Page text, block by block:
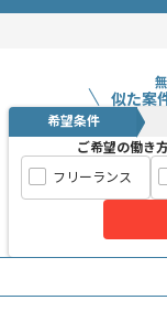
似た案
希望条件
ご希望の働き
フリーランス